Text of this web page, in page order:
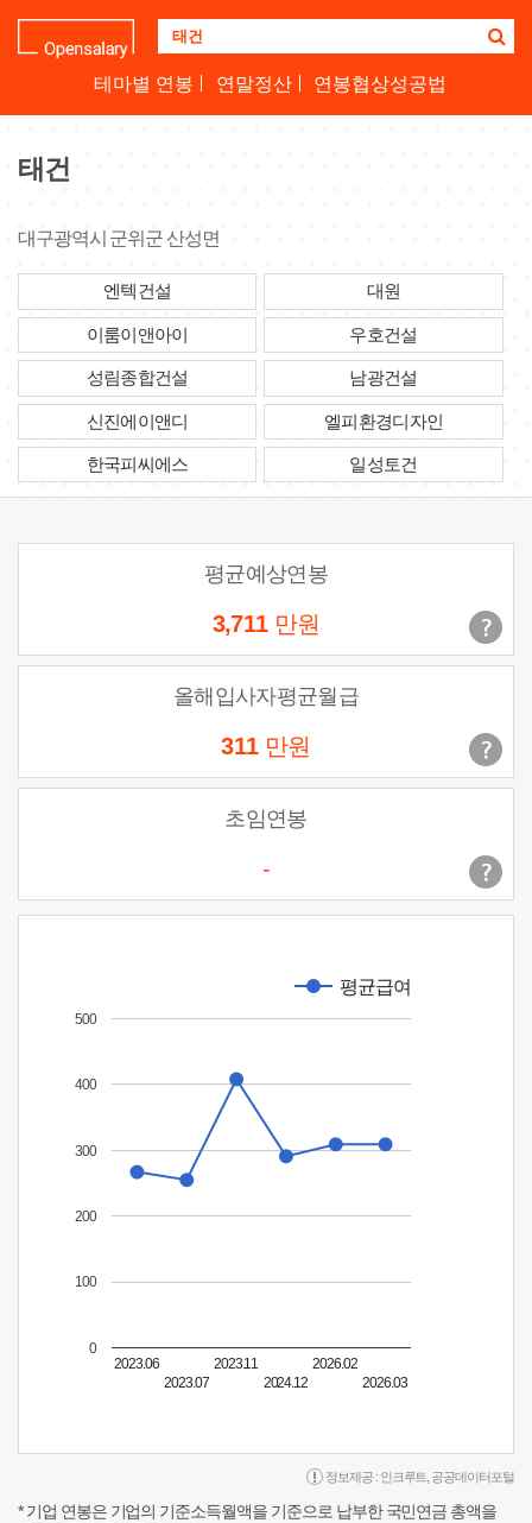
기
업
명
테마별 연봉 연말정산 연봉협상성공법
태건
대구광역시 군위군 산성면
엔텍건설 대원
이룸이앤아이 우호건설
성림종합건설 남광건설
신진에이앤디 엘피환경디자인
한국피씨에스 일성토건
평균예상연봉
3,711 만원
올해입사자평균월급
311 만원
초임연봉
-
평균급여
2023.06
2023.07
2023.11
2024.12
2026.02
2026.03
0
100
200
300
400
500
정보제공 : 인크루트 공공데이터포털
* 기업 연봉은 기업의 기준소득월액을 기준으로 납부한 국민연금 총액을